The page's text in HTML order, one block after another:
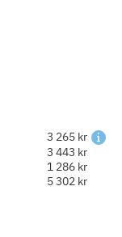
3 265 kr
3 443 kr
1 286 kr
5 302 kr